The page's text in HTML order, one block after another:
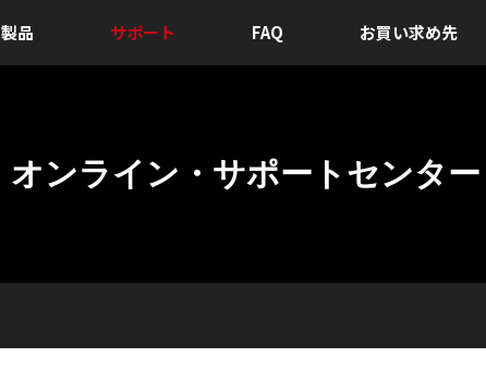
製品 サポート FAQ お買い求め先
オンライン・サポートセンター